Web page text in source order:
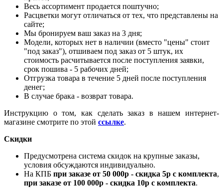
Весь ассортимент продается поштучно;
Расцветки могут отличаться от тех, что представлены на
сайте;
Мы бронируем ваш заказ на 3 дня;
Модели, которых нет в наличии (вместо "цены" стоит
"под заказ"), отшиваем под заказ от 5 штук, их
стоимость расчитывается после поступления заявки,
срок пошива - 5 рабочих дней;
Отгрузка товара в течение 5 дней после поступления
денег;
В случае брака - возврат товара.
Инструкцию о том, как сделать заказ в нашем интернет-
магазине смотрите по этой ссылке.
Скидки
Предусмотрена система скидок на крупные заказы,
условия обсуждаются индивидуально.
На КПБ при заказе от 50 000р - скидка 5р с комплекта,
при заказе от 100 000р - скидка 10р с комплекта.